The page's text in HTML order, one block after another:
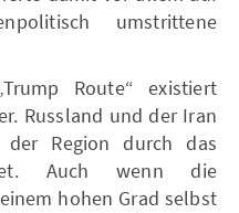
umstrittene
Route“ existiert
Russland und der Iran
Region durch das
Auch wenn die
hohen Grad selbst